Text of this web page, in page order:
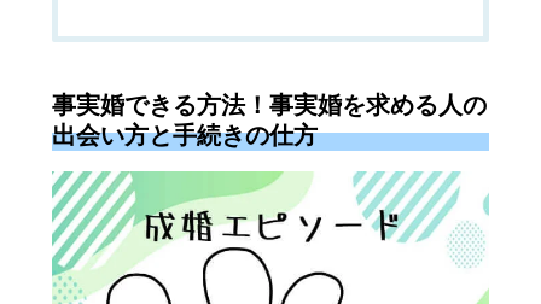
事実婚できる方法！事実婚を求める人の
出会い方と手続きの仕方